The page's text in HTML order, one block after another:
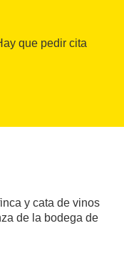
que pedir cita
y cata de vinos
de la bodega de